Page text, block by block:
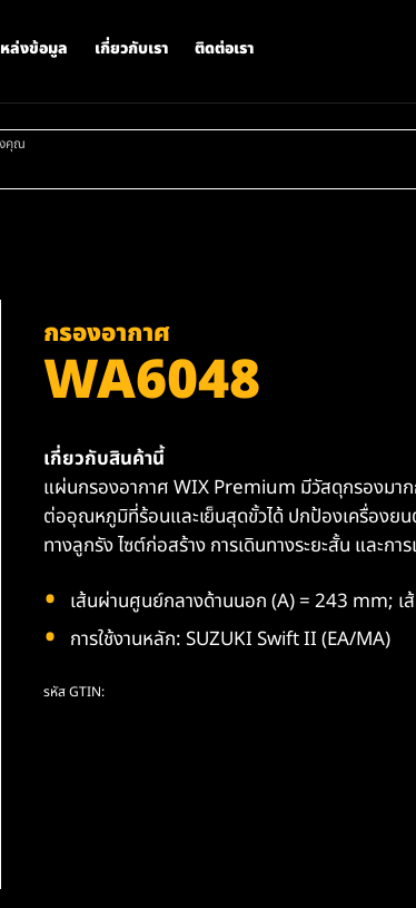
ล่งข้อมูล เกี่ยวกับเรา ติดต่อเรา
คุณ
กรองอากาศ
WA6048
เกี่ยวกับสินค้านี้
แผ่นกรองอากาศ WIX Premium มีวัสดุกรองมา
ต่ออุณหภูมิที่ร้อนและเย็นสุดขั้วได้ ปกป้องเครื่องย
ทางลูกรัง ไซต์ก่อสร้าง การเดินทางระยะสั้น และกา
เส้นผ่านศูนย์กลางด้านนอก (A) = 243 mm;
การใช้งานหลัก: SUZUKI Swift II (EA/MA)
รหัส GTIN: